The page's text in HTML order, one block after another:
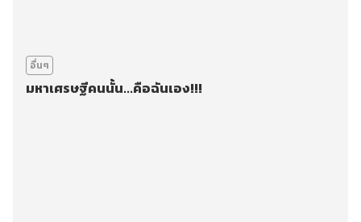
อื่นๆ
มหาเศรษฐีคนนั้น...คือฉันเอง!!!